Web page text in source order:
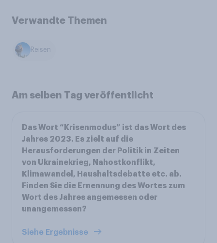
Verwandte Themen
Reisen
Am selben Tag veröffentlicht
Das Wort “Krisenmodus” ist das Wort des
Jahres 2023. Es zielt auf die
Herausforderungen der Politik in Zeiten
von Ukrainekrieg, Nahostkonflikt,
Klimawandel, Haushaltsdebatte etc. ab.
Finden Sie die Ernennung des Wortes zum
Wort des Jahres angemessen oder
unangemessen?
Siehe Ergebnisse